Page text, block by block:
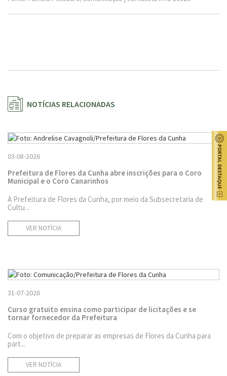
NOTÍCIAS RELACIONADAS
03-08-2026
Prefeitura de Flores da Cunha abre inscrições para o Coro
Municipal e o Coro Canarinhos
A Prefeitura de Flores da Cunha, por meio da Subsecretaria de
Cultu...
VER NOTÍCIA
31-07-2026
Curso gratuito ensina como participar de licitações e se
tornar fornecedor da Prefeitura
Com o objetivo de preparar as empresas de Flores da Cunha para
part...
VER NOTÍCIA